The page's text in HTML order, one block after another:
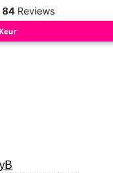
84 Reviews